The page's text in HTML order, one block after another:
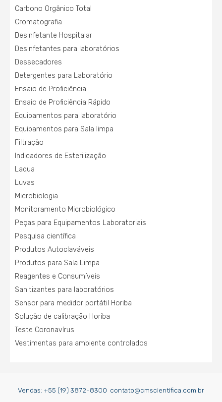
Carbono Orgânico Total
Cromatografia
Desinfetante Hospitalar
Desinfetantes para laboratórios
Dessecadores
Detergentes para Laboratório
Ensaio de Proficiência
Ensaio de Proficiência Rápido
Equipamentos para laboratório
Equipamentos para Sala limpa
Filtração
Indicadores de Esterilização
Laqua
Luvas
Microbiologia
Monitoramento Microbiológico
Peças para Equipamentos Laboratoriais
Pesquisa científica
Produtos Autoclaváveis
Produtos para Sala Limpa
Reagentes e Consumíveis
Sanitizantes para laboratórios
Sensor para medidor portátil Horiba
Solução de calibração Horiba
Teste Coronavírus
Vestimentas para ambiente controlados
Vendas: +55 (19) 3872-8300 contato@cmscientifica.com.br